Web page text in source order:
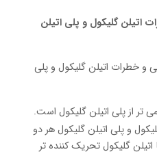
اتیلن گلیکول و پلی اتیلن
و خطرات اتیلن گلیکول و پلی
تر از پلی اتیلن گلیکول است.
و پلی اتیلن گلیکول هر دو
گلیکول تحریک کننده تر